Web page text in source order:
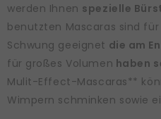
werden Ihnen spezielle
benutzten Mascaras sind
Schwung geeignet die am
für großes Volumen haben
Mulit-Effect-Mascaras**
Wimpern schminken sowie